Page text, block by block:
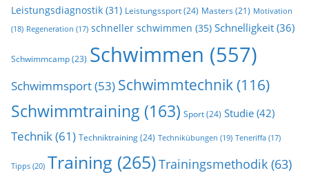
Leistungsdiagnostik (31) Leistungssport(24) Masters (21) Motivation
(18) Regeneration (17) schneller schwimmen (35) Schnelligkeit (36)
Schwimmcamp(23) Schwimmen (557)
Schwimmsport(53) Schwimmtechnik(116)
Schwimmtraining (163) Sport(24) Studie (42)
Technik(61) Techniktraining(24) Technikübungen (19) Teneriffa (17)
Tipps (20) Training (265)Trainingsmethodik (63)